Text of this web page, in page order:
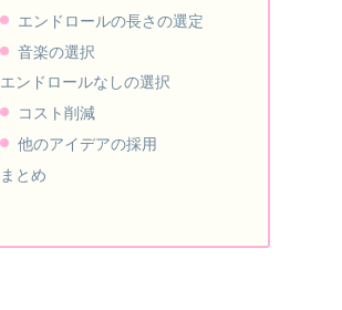
エンドロールの長さの選定
音楽の選択
エンドロールなしの選択
コスト削減
他のアイデアの採用
まとめ